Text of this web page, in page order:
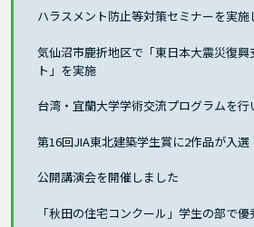
ハラスメント防止等対策セミナーを実施
気仙沼市鹿折地区で「東日本大震災復興
ト」を実施
台湾・宜蘭大学学術交流プログラムを行
第16回JIA東北建築学生賞に2作品が入選
公開講演会を開催しました
「秋田の住宅コンクール」学生の部で優